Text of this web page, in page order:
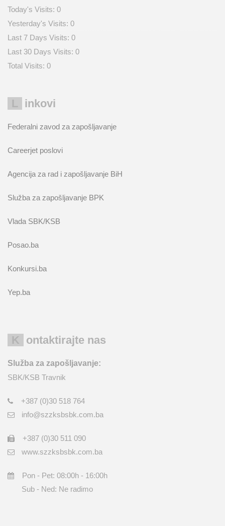
Today's Visits: 0
Yesterday's Visits: 0
Last 7 Days Visits: 0
Last 30 Days Visits: 0
Total Visits: 0
Linkovi
Federalni zavod za zapošljavanje
Careerjet poslovi
Agencija za rad i zapošljavanje BiH
Služba za zapošljavanje BPK
Vlada SBK/KSB
Posao.ba
Konkursi.ba
Yep.ba
Kontaktirajte nas
Služba za zapošljavanje:
SBK/KSB Travnik
+387 (0)30 518 764
info@szzksbsbk.com.ba
+387 (0)30 511 090
www.szzksbsbk.com.ba
Pon - Pet: 08:00h - 16:00h
Sub - Ned: Ne radimo